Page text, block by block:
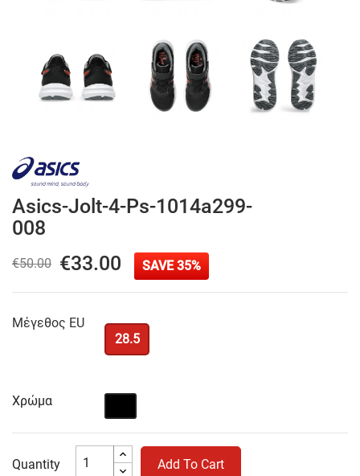
Asics-Jolt-4-Ps-1014a299-
008
€50.00 €33.00 SAVE 35%
Μέγεθος EU
28.5
Χρώμα
Quantity Add To Cart